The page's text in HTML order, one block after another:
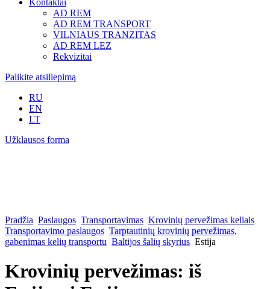
Kontaktai
AD REM
AD REM TRANSPORT
VILNIAUS TRANZITAS
AD REM LEZ
Rekvizitai
Palikite atsiliepimą
RU
EN
LT
Užklausos forma
Pradžia Paslaugos Transportavimas Krovinių pervežimas keliais
Transportavimo paslaugos Tarptautinių krovinių pervežimas,
gabenimas kelių transportu Baltijos šalių skyrius Estija
Krovinių pervežimas: iš